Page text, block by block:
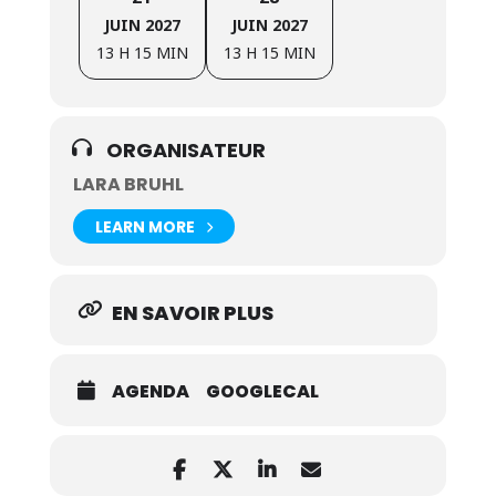
JUIN 2027
13 H 15 MIN
JUIN 2027
13 H 15 MIN
ORGANISATEUR
LARA BRUHL
LEARN MORE
EN SAVOIR PLUS
AGENDA GOOGLECAL